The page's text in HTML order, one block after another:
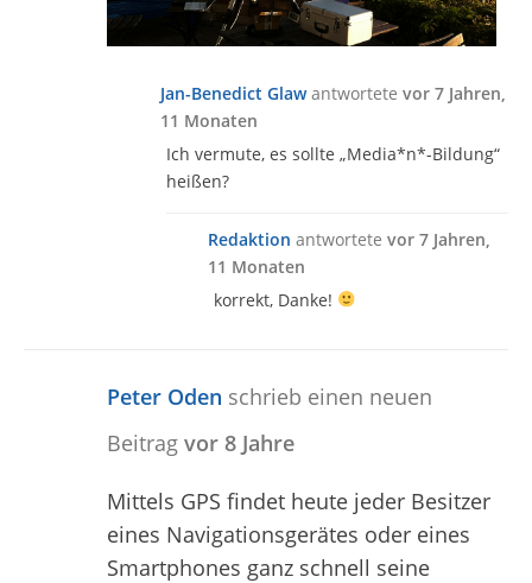
Jan-Benedict Glawantwortete vor 7 Jahren,
11 Monaten
Ich vermute, es sollte „Media*n*-Bildung“
heißen?
Redaktion antwortete vor 7 Jahren,
11 Monaten
korrekt, Danke!
Peter Oden schrieb einen neuen
Beitrag vor 8 Jahre
Mittels GPS findet heute jeder Besitzer
eines Navigationsgerätes oder eines
Smartphones ganz schnell seine